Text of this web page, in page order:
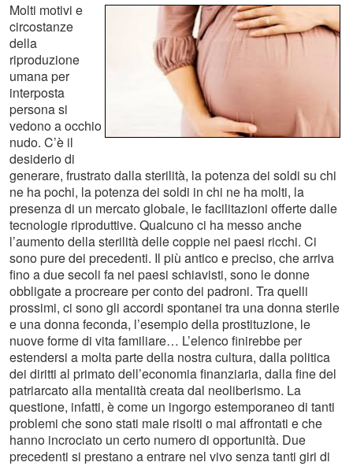
Molti motivi e
circostanze
della
riproduzione
umana per
interposta
persona si
vedono a occhio
nudo. C’è il
desiderio di
generare, frustrato dalla sterilità, la potenza dei soldi su chi
ne ha pochi, la potenza dei soldi in chi ne ha molti, la
presenza di un mercato globale, le facilitazioni offerte dalle
tecnologie riproduttive. Qualcuno ci ha messo anche
l’aumento della sterilità delle coppie nei paesi ricchi. Ci
sono pure dei precedenti. Il più antico e preciso, che arriva
fino a due secoli fa nei paesi schiavisti, sono le donne
obbligate a procreare per conto dei padroni. Tra quelli
prossimi, ci sono gli accordi spontanei tra una donna sterile
e una donna feconda, l’esempio della prostituzione, le
nuove forme di vita familiare… L’elenco finirebbe per
estendersi a molta parte della nostra cultura, dalla politica
dei diritti al primato dell’economia finanziaria, dalla fine del
patriarcato alla mentalità creata dal neoliberismo. La
questione, infatti, è come un ingorgo estemporaneo di tanti
problemi che sono stati male risolti o mai affrontati e che
hanno incrociato un certo numero di opportunità. Due
precedenti si prestano a entrare nel vivo senza tanti giri di